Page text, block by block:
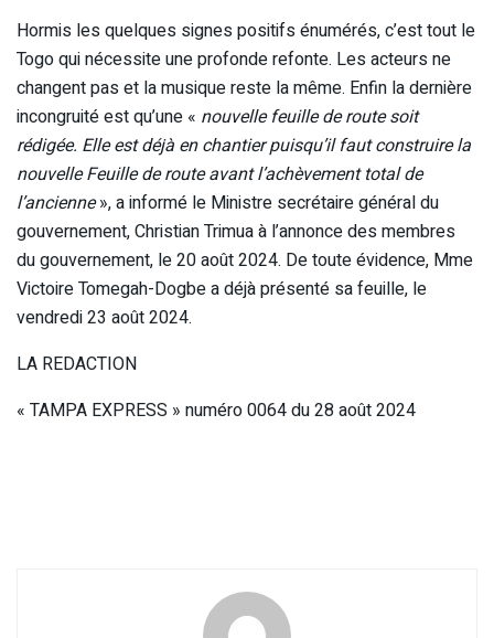
Hormis les quelques signes positifs énumérés, c’est tout le
Togo qui nécessite une profonde refonte. Les acteurs ne
changent pas et la musique reste la même. Enfin la dernière
incongruité est qu’une « nouvelle feuille de route soit
rédigée. Elle est déjà en chantier puisqu’il faut construire la
nouvelle Feuille de route avant l’achèvement total de
l’ancienne», a informé le Ministre secrétaire général du
gouvernement, Christian Trimua à l’annonce des membres
du gouvernement, le 20 août 2024. De toute évidence, Mme
Victoire Tomegah-Dogbe a déjà présenté sa feuille, le
vendredi 23 août 2024.
LA REDACTION
« TAMPA EXPRESS » numéro 0064 du 28 août 2024